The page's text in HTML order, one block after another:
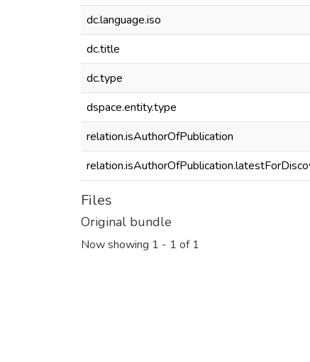
dc.language.iso
dc.title
dc.type
dspace.entity.type
relation.isAuthorOfPublication
Files
Original bundle
Now showing 1 - 1 of 1